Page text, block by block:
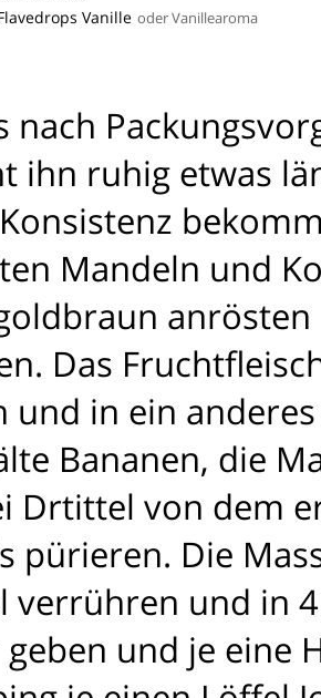
Vanille oder Vanillearoma
nach
ihn ruhig etwas
Mandeln und
Das
und in ein
Bananen, die
Drtittel von dem
pürieren. Die
verrühren und in
und je eine